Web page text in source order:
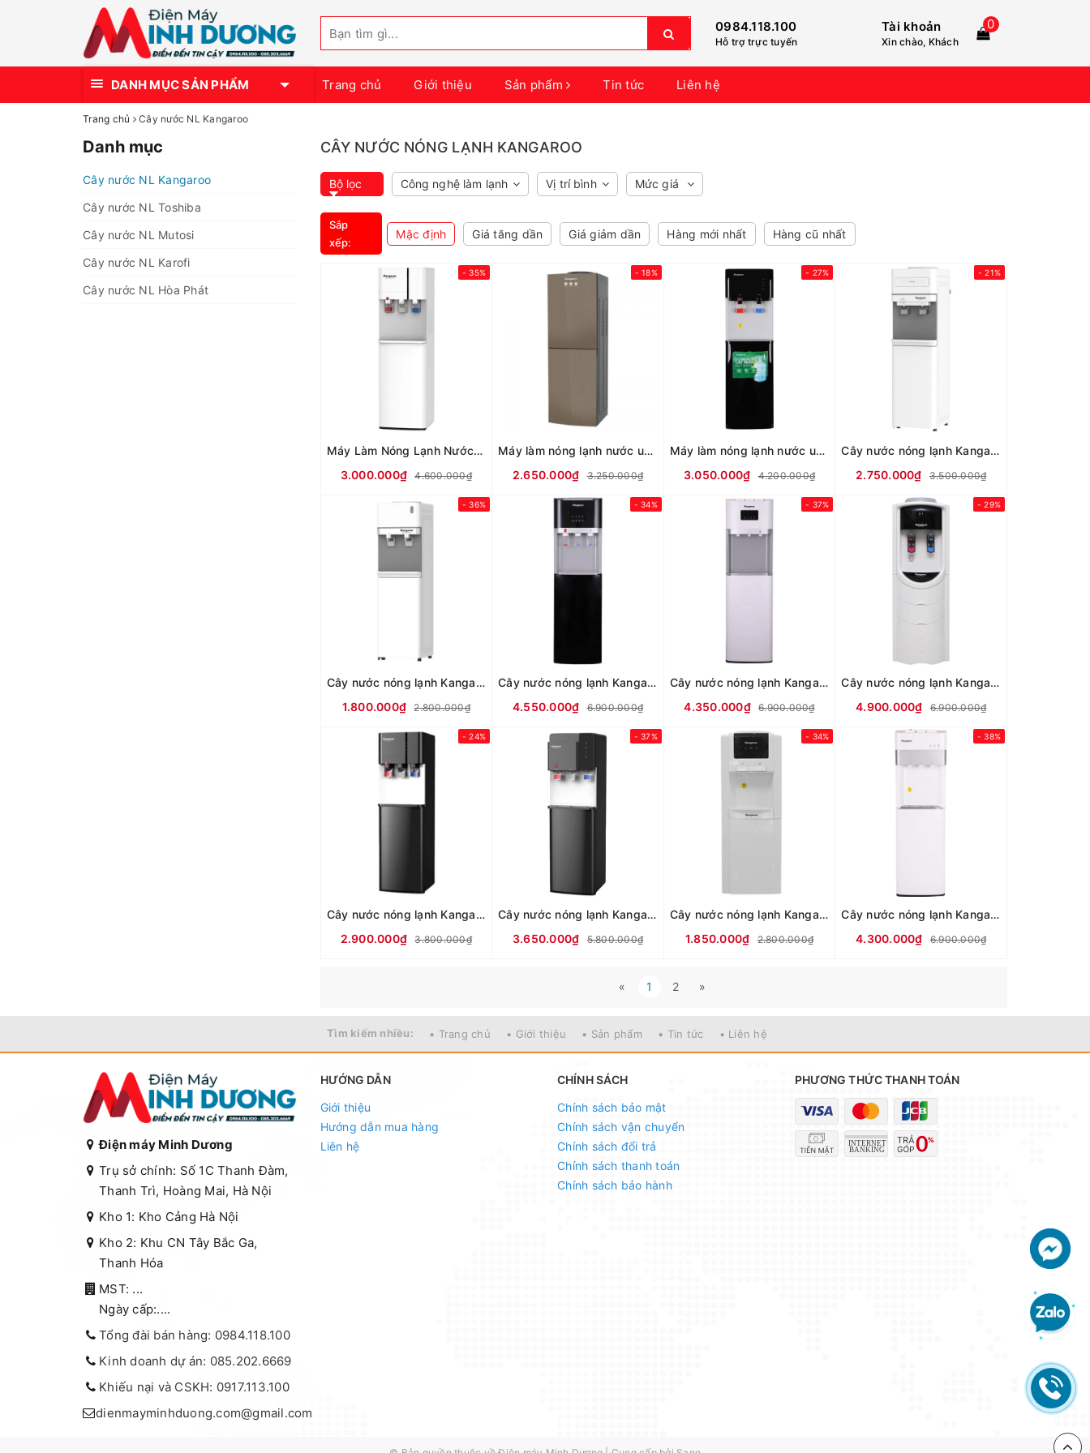
0984.118.100
Hỗ trợ trực tuyến
Tài khoản
Xin chào, Khách
0
DANH MỤC SẢN PHẨM Trang chủ Giới thiệu Sản phẩm Tin tức Liên hệ
Trang chủ Cây nước NL Kangaroo
Danh mục
Cây nước NL Kangaroo
Cây nước NL Toshiba
Cây nước NL Mutosi
Cây nước NL Karofi
Cây nước NL Hòa Phát
CÂY NƯỚC NÓNG LẠNH KANGAROO
Bộ lọc Công nghệ làm lạnh Vị trí bình Mức giá
Sắp
xếp:
Mặc định Giá tăng dần Giá giảm dần Hàng mới nhất Hàng cũ nhất
- 35%
Máy Làm Nóng Lạnh Nước Uống Kangaroo KG59A3
3.000.000₫
4.600.000₫
- 18%
Máy làm nóng lạnh nước uống Kangaroo KG58A3
2.650.000₫
3.250.000₫
- 27%
Máy làm nóng lạnh nước uống Kangaroo KG57A3
3.050.000₫
4.200.000₫
- 21%
Cây nước nóng lạnh Kangaroo KG36A2
2.750.000₫
3.500.000₫
- 36%
Cây nước nóng lạnh Kangaroo KG35A2
1.800.000₫
2.800.000₫
- 34%
Cây nước nóng lạnh Kangaroo KGWD03BT1D
4.550.000₫
6.900.000₫
- 37%
Cây nước nóng lạnh Kangaroo KGWD03B1D
4.350.000₫
6.900.000₫
- 29%
Cây nước nóng lạnh Kangaroo KG46
4.900.000₫
6.900.000₫
- 24%
Cây nước nóng lạnh Kangaroo KG599A3
2.900.000₫
3.800.000₫
- 37%
Cây nước nóng lạnh Kangaroo KG699A3
3.650.000₫
5.800.000₫
- 34%
Cây nước nóng lạnh Kangaroo KG32N
1.850.000₫
2.800.000₫
- 38%
Cây nước nóng lạnh Kangaroo KG56A3
4.300.000₫
6.900.000₫
« 1 2 »
Tìm kiếm nhiều: • Trang chủ • Giới thiệu • Sản phẩm • Tin tức • Liên hệ
Điện máy Minh Dương
Trụ sở chính: Số 1C Thanh Đàm,
Thanh Trì, Hoàng Mai, Hà Nội
Kho 1: Kho Cảng Hà Nội
Kho 2: Khu CN Tây Bắc Ga,
Thanh Hóa
MST: ...
Ngày cấp:....
Tổng đài bán hàng: 0984.118.100
Kinh doanh dự án: 085.202.6669
Khiếu nại và CSKH: 0917.113.100
dienmayminhduong.com@gmail.com
HƯỚNG DẪN
Giới thiệu
Hướng dẫn mua hàng
Liên hệ
CHÍNH SÁCH
Chính sách bảo mật
Chính sách vận chuyển
Chính sách đổi trả
Chính sách thanh toán
Chính sách bảo hành
PHƯƠNG THỨC THANH TOÁN